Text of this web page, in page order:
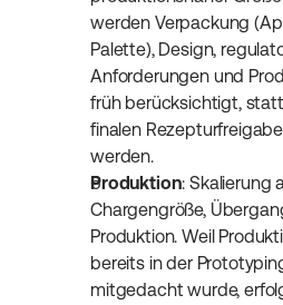
werden Verpackung
Palette), Design,
Anforderungen und
früh berücksichtigt,
finalen
werden.
Produktion: Skalierung
Chargengröße,
Produktion. Weil
bereits in der
mitgedacht wurde,